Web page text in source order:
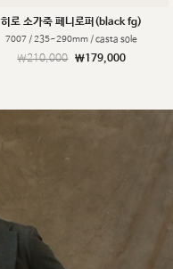
히로 소가죽 페니로퍼(black fg)
7007 / 235~290mm / casta sole
￦210,000 ￦179,000